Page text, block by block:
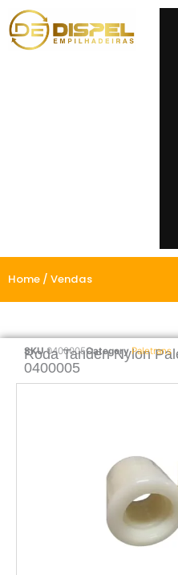
Home / Vendas
Roda Tanden Nylon
0400005
SKU0400005Category Paletrans